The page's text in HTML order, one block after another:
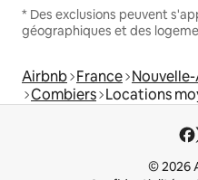
* Des exclusions peuvent
géographiques et des
Airbnb France
Combiers Locations
© 2026